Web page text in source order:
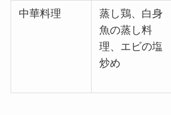
中華料理
蒸し鶏、白身
魚の蒸し料
理、エビの塩
炒め